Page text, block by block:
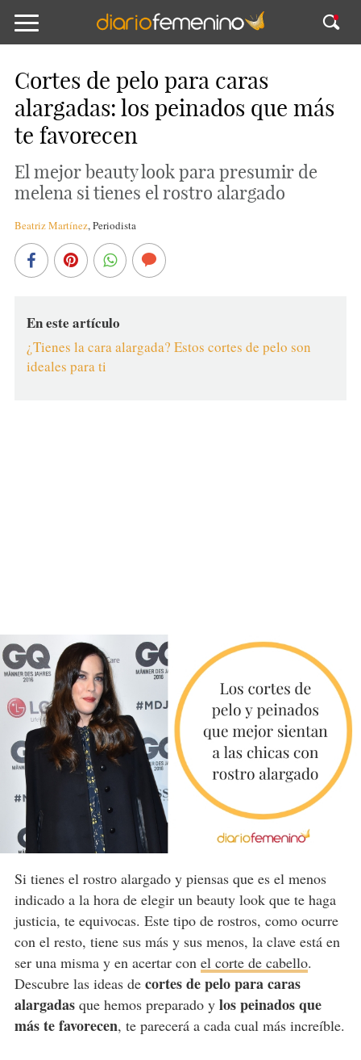
Cortes de pelo para caras
alargadas: los peinados que más
te favorecen
El mejor beauty look para presumir de
melena si tienes el rostro alargado
Beatriz Martínez,Periodista
En este artículo
¿Tienes la cara alargada? Estos cortes de pelo son
ideales para ti
Si tienes el rostro alargado y piensas que es el menos
indicado a la hora de elegir un beauty look que te haga
justicia, te equivocas. Este tipo de rostros, como ocurre
con el resto, tiene sus más y sus menos, la clave está en
ser una misma y en acertar con el corte de cabello.
Descubre las ideas de cortes de pelo para caras
alargadasque hemos preparado y los peinados que
más te favorecen, te parecerá a cada cual más increíble.